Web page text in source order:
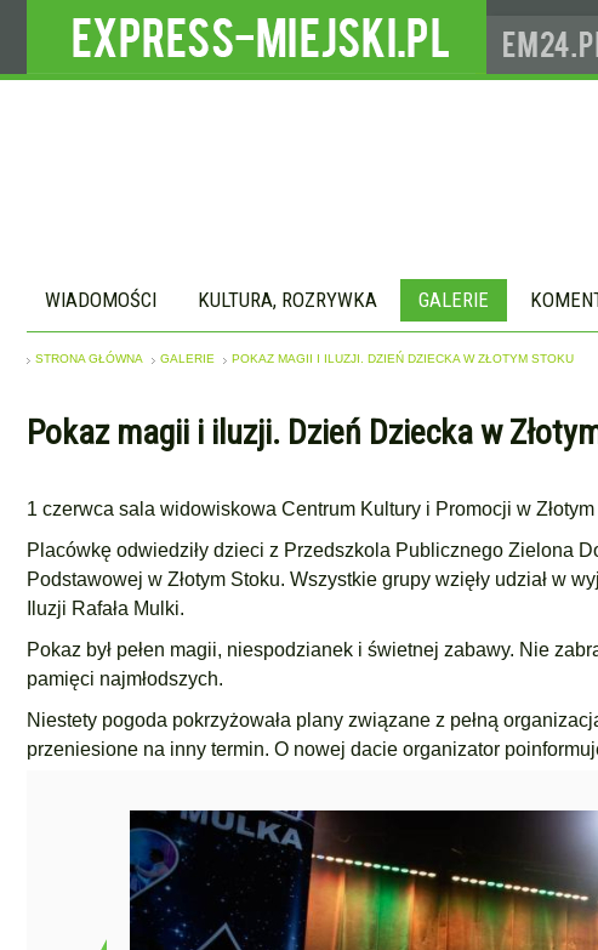
WIADOMOŚCI KULTURA, ROZRYWKA GALERIE
STRONA GŁÓWNA GALERIE POKAZ MAGII I ILUZJI. DZIEŃ DZIECKA W ZŁOTYM STOKU
Pokaz magii i iluzji. Dzień Dziecka w
1 czerwca sala widowiskowa Centrum Kultury i Promocji w
Placówkę odwiedziły dzieci z Przedszkola Publicznego Zielona
Podstawowej w Złotym Stoku. Wszystkie grupy wzięły udział w
Iluzji Rafała Mulki.
Pokaz był pełen magii, niespodzianek i świetnej zabawy. Nie
pamięci najmłodszych.
Niestety pogoda pokrzyżowała plany związane z pełną
przeniesione na inny termin. O nowej dacie organizator